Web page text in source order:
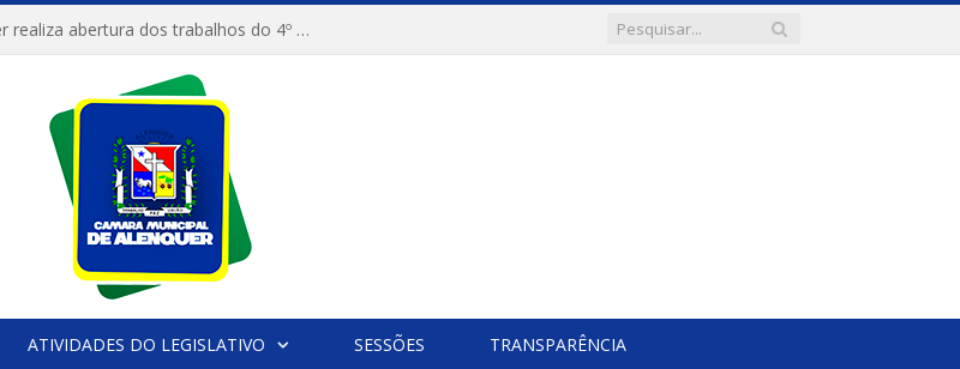
Câmara Municipal de Alenquer realiza abertura dos trabalhos do 4º Período Legislativo
ATIVIDADES DO LEGISLATIVO SESSÕES TRANSPARÊNCIA